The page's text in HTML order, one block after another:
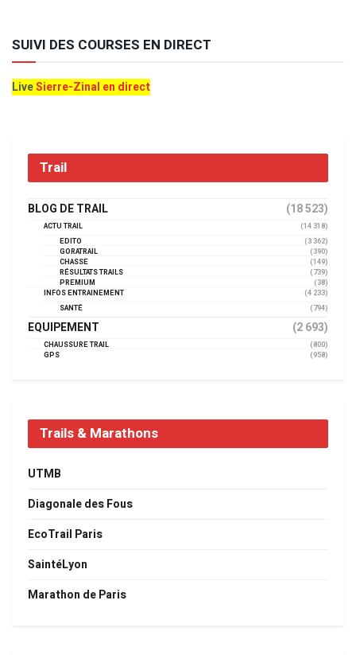
SUIVI DES COURSES EN DIRECT
LiveSierre-Zinal en direct
Trail
BLOG DE TRAIL (18 523)
ACTU TRAIL
(14 318)
EDITO
(3 362)
GORATRAIL
(390)
CHASSE
(149)
RÉSULTATS TRAILS
(739)
PREMIUM
(38)
INFOS ENTRAINEMENT
(4 233)
SANTÉ
(794)
EQUIPEMENT (2 693)
CHAUSSURE TRAIL
(800)
GPS
(958)
Trails & Marathons
UTMB
Diagonale des Fous
EcoTrail Paris
SaintéLyon
Marathon de Paris